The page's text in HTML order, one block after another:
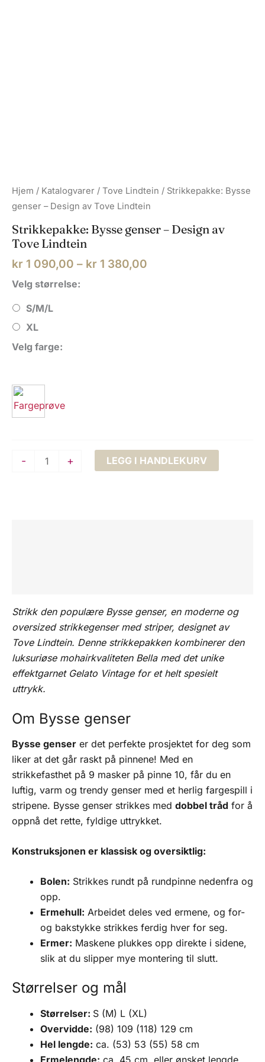
Hjem / Katalogvarer / Tove Lindtein / Strikkepakke: Bysse
genser – Design av Tove Lindtein
Strikkepakke: Bysse genser – Design av
Tove Lindtein
kr 1 090,00 – kr 1 380,00
Velg størrelse:
S/M/L
XL
Velg farge:
-
Strikkepakke:+ LEGG I HANDLEKURV
Strikk den populære Bysse genser, en moderne og
oversized strikkegenser med striper, designet av
Tove Lindtein. Denne strikkepakken kombinerer den
luksuriøse mohairkvaliteten Bella med det unike
effektgarnet Gelato Vintage for et helt spesielt
uttrykk.
Om Bysse genser
Bysse genser er det perfekte prosjektet for deg som
liker at det går raskt på pinnene! Med en
strikkefasthet på 9 masker på pinne 10, får du en
luftig, varm og trendy genser med et herlig fargespill i
stripene. Bysse genser strikkes med dobbel tråd for å
oppnå det rette, fyldige uttrykket.
Konstruksjonen er klassisk og oversiktlig:
Bolen: Strikkes rundt på rundpinne nedenfra og
opp.
Ermehull: Arbeidet deles ved ermene, og for-
og bakstykke strikkes ferdig hver for seg.
Ermer: Maskene plukkes opp direkte i sidene,
slik at du slipper mye montering til slutt.
Størrelser og mål
Størrelser: S (M) L (XL)
Overvidde: (98) 109 (118) 129 cm
Hel lengde: ca. (53) 53 (55) 58 cm
Ermelengde: ca. 45 cm, eller ønsket lengde